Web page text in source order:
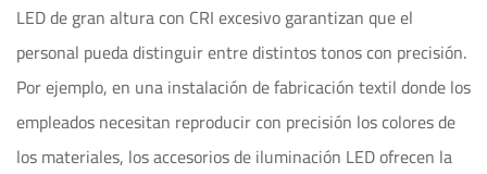
LED de gran altura con CRI excesivo garantizan que el
personal pueda distinguir entre distintos tonos con precisión.
Por ejemplo, en una instalación de fabricación textil donde los
empleados necesitan reproducir con precisión los colores de
los materiales, los accesorios de iluminación LED ofrecen la